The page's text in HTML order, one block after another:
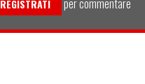
REGISTRATI per commentare